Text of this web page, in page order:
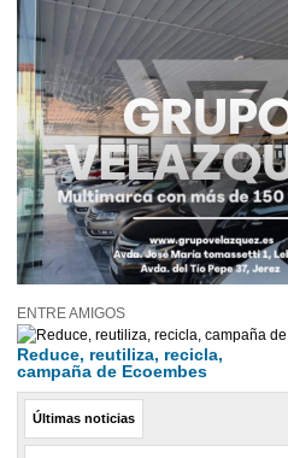
ENTRE AMIGOS
Reduce, reutiliza, recicla,
campaña de Ecoembes
Últimas noticias